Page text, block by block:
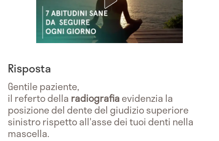
Risposta
Gentile paziente,
il referto della radiografiaevidenzia la
posizione del dente del giudizio superiore
sinistro rispetto all'asse dei tuoi denti nella
mascella.